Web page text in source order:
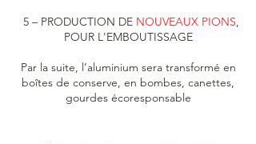
5 – PRODUCTION DE NOUVEAUX PIONS,
POUR L'EMBOUTISSAGE
Par la suite, l’aluminium sera transformé en
boîtes de conserve, en bombes, canettes,
gourdes écoresponsable